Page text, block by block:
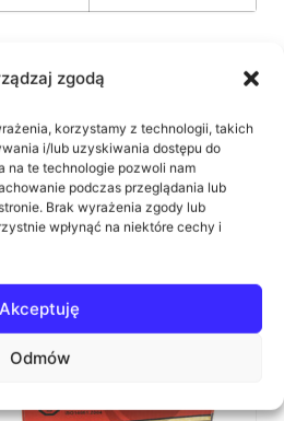
zgodą
korzystamy z technologii, takich
i/lub uzyskiwania dostępu do
na te technologie pozwoli nam
podczas przeglądania lub
Brak wyrażenia zgody lub
wpłynąć na niektóre cechy i
Akceptuję
Odmów